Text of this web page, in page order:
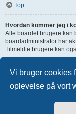
Vi bruger cookies
oplevelse på vort
Top
Hvordan kommer jeg i
Alle boardet brugere kan
boardadministrator har
Tilmeldte brugere kan